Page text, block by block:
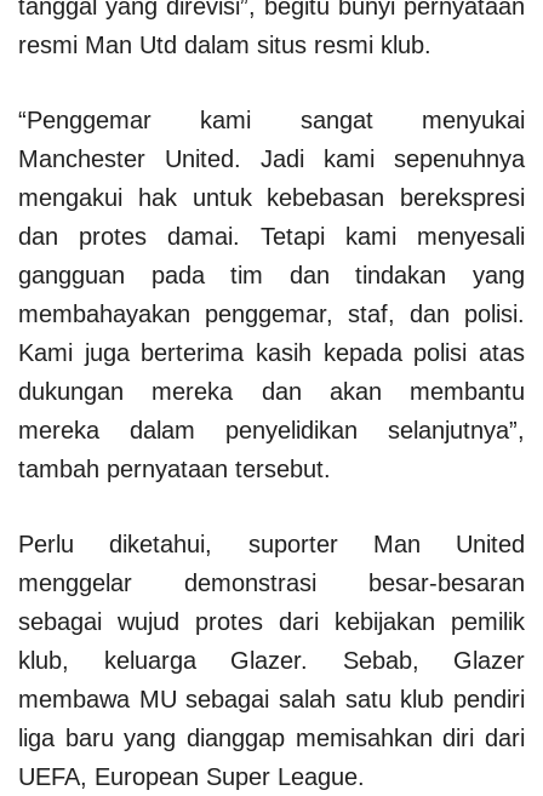
tanggal yang direvisi”, begitu bunyi pernyataan
resmi Man Utd dalam situs resmi klub.
“Penggemar kami sangat menyukai
Manchester United. Jadi kami sepenuhnya
mengakui hak untuk kebebasan berekspresi
dan protes damai. Tetapi kami menyesali
gangguan pada tim dan tindakan yang
membahayakan penggemar, staf, dan polisi.
Kami juga berterima kasih kepada polisi atas
dukungan mereka dan akan membantu
mereka dalam penyelidikan selanjutnya”,
tambah pernyataan tersebut.
Perlu diketahui, suporter Man United
menggelar demonstrasi besar-besaran
sebagai wujud protes dari kebijakan pemilik
klub, keluarga Glazer. Sebab, Glazer
membawa MU sebagai salah satu klub pendiri
liga baru yang dianggap memisahkan diri dari
UEFA, European Super League.